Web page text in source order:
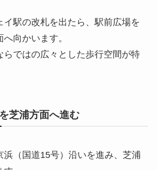
イ駅の改札を出たら、駅前広場を
向かいます。
らではの広々とした歩行空間が特
芝浦方面へ進む
浜（国道15号）沿いを進み、芝浦